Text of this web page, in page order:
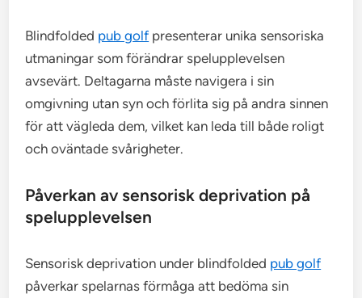
Blindfolded pub golf presenterar unika sensoriska
utmaningar som förändrar spelupplevelsen
avsevärt. Deltagarna måste navigera i sin
omgivning utan syn och förlita sig på andra sinnen
för att vägleda dem, vilket kan leda till både roligt
och oväntade svårigheter.
Påverkan av sensorisk deprivation på
spelupplevelsen
Sensorisk deprivation under blindfolded pub golf
påverkar spelarnas förmåga att bedöma sin